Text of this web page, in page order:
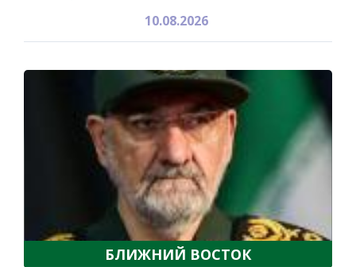
10.08.2026
БЛИЖНИЙ ВОСТОК